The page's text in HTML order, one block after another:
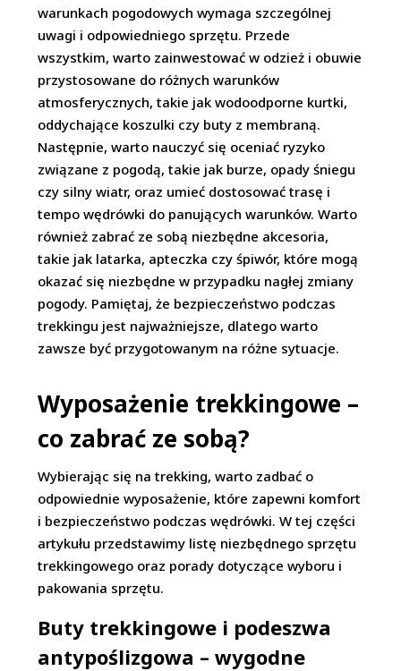
warunkach pogodowych wymaga szczególnej
uwagi i odpowiedniego sprzętu. Przede
wszystkim, warto zainwestować w odzież i obuwie
przystosowane do różnych warunków
atmosferycznych, takie jak wodoodporne kurtki,
oddychające koszulki czy buty z membraną.
Następnie, warto nauczyć się oceniać ryzyko
związane z pogodą, takie jak burze, opady śniegu
czy silny wiatr, oraz umieć dostosować trasę i
tempo wędrówki do panujących warunków. Warto
również zabrać ze sobą niezbędne akcesoria,
takie jak latarka, apteczka czy śpiwór, które mogą
okazać się niezbędne w przypadku nagłej zmiany
pogody. Pamiętaj, że bezpieczeństwo podczas
trekkingu jest najważniejsze, dlatego warto
zawsze być przygotowanym na różne sytuacje.
Wyposażenie trekkingowe –
co zabrać ze sobą?
Wybierając się na trekking, warto zadbać o
odpowiednie wyposażenie, które zapewni komfort
i bezpieczeństwo podczas wędrówki. W tej części
artykułu przedstawimy listę niezbędnego sprzętu
trekkingowego oraz porady dotyczące wyboru i
pakowania sprzętu.
Buty trekkingowe i podeszwa
antypoślizgowa – wygodne